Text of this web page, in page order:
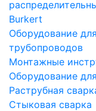
Burkert
Оборудование
трубопроводов
Монтажные
Оборудование
Раструбная
Стыковая сварка